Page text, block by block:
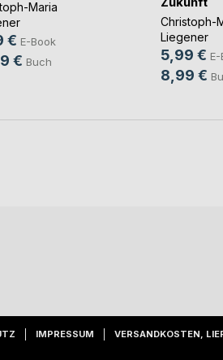
Maria
€ E-Book
€ Buch
Christoph-
Liegener
5,99 €
8,99 €
IMPRESSUM VERSANDKOSTEN,